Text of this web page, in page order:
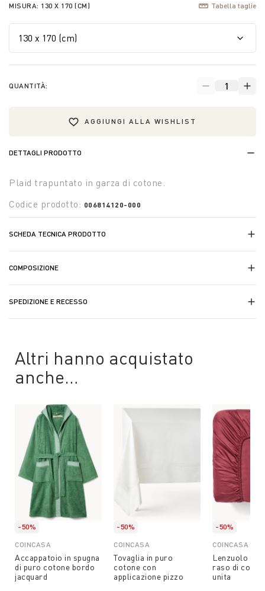
MISURA: 130 X 170 (CM) Tabella taglie
QUANTITÀ:
AGGIUNGI ALLA WISHLIST
DETTAGLI PRODOTTO
Plaid trapuntato in garza di cotone.
Codice prodotto: 006814120-000
SCHEDA TECNICA PRODOTTO
COMPOSIZIONE
SPEDIZIONE E RECESSO
Altri hanno acquistato
anche…
-50%
COINCASA
Accappatoio in spugna
di puro cotone bordo
jacquard
-50%
COINCASA
Tovaglia in puro
cotone con
applicazione pizzo
-50%
COINCASA
Lenzuolo
raso di
unita